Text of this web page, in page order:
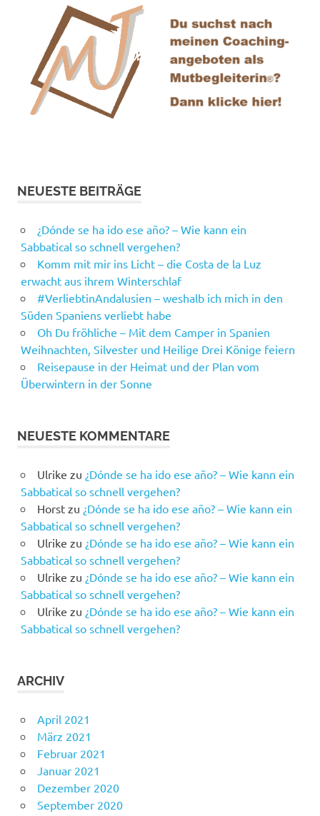
NEUESTE BEITRÄGE
¿Dónde se ha ido ese año? – Wie kann ein
Sabbatical so schnell vergehen?
Komm mit mir ins Licht – die Costa de la Luz
erwacht aus ihrem Winterschlaf
#VerliebtinAndalusien – weshalb ich mich in den
Süden Spaniens verliebt habe
Oh Du fröhliche – Mit dem Camper in Spanien
Weihnachten, Silvester und Heilige Drei Könige feiern
Reisepause in der Heimat und der Plan vom
Überwintern in der Sonne
NEUESTE KOMMENTARE
Ulrike zu ¿Dónde se ha ido ese año? – Wie kann ein
Sabbatical so schnell vergehen?
Horstzu ¿Dónde se ha ido ese año? – Wie kann ein
Sabbatical so schnell vergehen?
Ulrike zu ¿Dónde se ha ido ese año? – Wie kann ein
Sabbatical so schnell vergehen?
Ulrike zu ¿Dónde se ha ido ese año? – Wie kann ein
Sabbatical so schnell vergehen?
Ulrike zu ¿Dónde se ha ido ese año? – Wie kann ein
Sabbatical so schnell vergehen?
ARCHIV
April 2021
März 2021
Februar 2021
Januar 2021
Dezember 2020
September 2020